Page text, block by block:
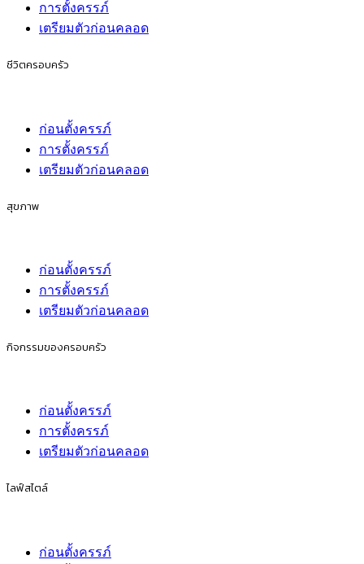
การตั้งครรภ์
เตรียมตัวก่อนคลอด
ชีวิตครอบครัว
ก่อนตั้งครรภ์
การตั้งครรภ์
เตรียมตัวก่อนคลอด
สุขภาพ
ก่อนตั้งครรภ์
การตั้งครรภ์
เตรียมตัวก่อนคลอด
กิจกรรมของครอบครัว
ก่อนตั้งครรภ์
การตั้งครรภ์
เตรียมตัวก่อนคลอด
ไลฟ์สไตล์
ก่อนตั้งครรภ์